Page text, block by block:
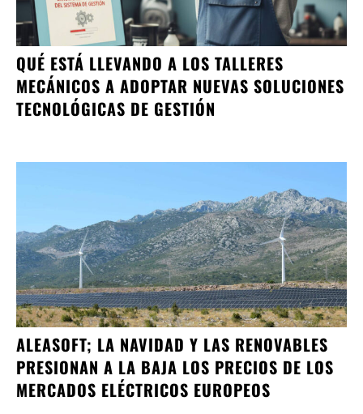
QUÉ ESTÁ LLEVANDO A LOS TALLERES
MECÁNICOS A ADOPTAR NUEVAS SOLUCIONES
TECNOLÓGICAS DE GESTIÓN
ALEASOFT; LA NAVIDAD Y LAS RENOVABLES
PRESIONAN A LA BAJA LOS PRECIOS DE LOS
MERCADOS ELÉCTRICOS EUROPEOS